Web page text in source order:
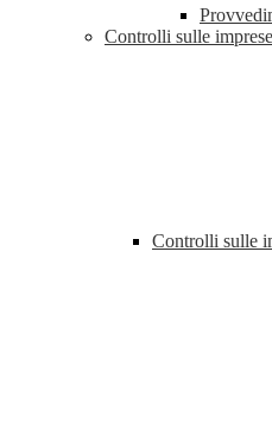
Controlli sulle imprese
Controlli sulle